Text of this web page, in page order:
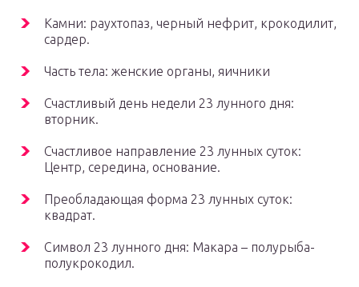
Камни: раухтопаз, черный нефрит, крокодилит,
сардер.
Часть тела: женские органы, яичники
Счастливый день недели 23 лунного дня:
вторник.
Счастливое направление 23 лунных суток:
Центр, середина, основание.
Преобладающая форма 23 лунных суток:
квадрат.
Символ 23 лунного дня: Макара – полурыба-
полукрокодил.